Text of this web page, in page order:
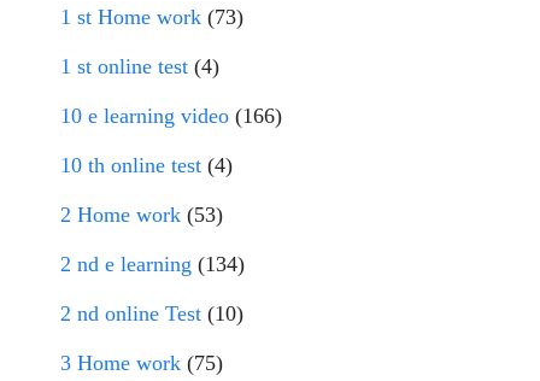
1 st Home work (73)
1 st online test (4)
10 e learning video (166)
10 th online test (4)
2 Home work (53)
2 nd e learning (134)
2 nd online Test (10)
3 Home work (75)